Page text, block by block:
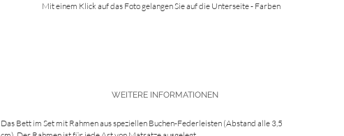
Mit einem Klick auf das Foto gelangen Sie auf die Unterseite - Farben
WEITERE INFORMATIONEN
Das Bett im Set mit Rahmen aus speziellen Buchen-Federleisten (Abstand alle 3,5